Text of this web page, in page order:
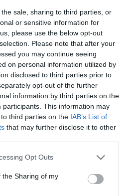
sale, sharing to third parties, or
or sensitive information for
please use the below opt-out
Please note that after your
you may continue seeing
on personal information utilized by
disclosed to third parties prior to
opt-out of the further
information by third parties on the
participants. This information may
third parties on the IAB’s List of
that may further disclose it to other
Opt Outs
the Sharing of my